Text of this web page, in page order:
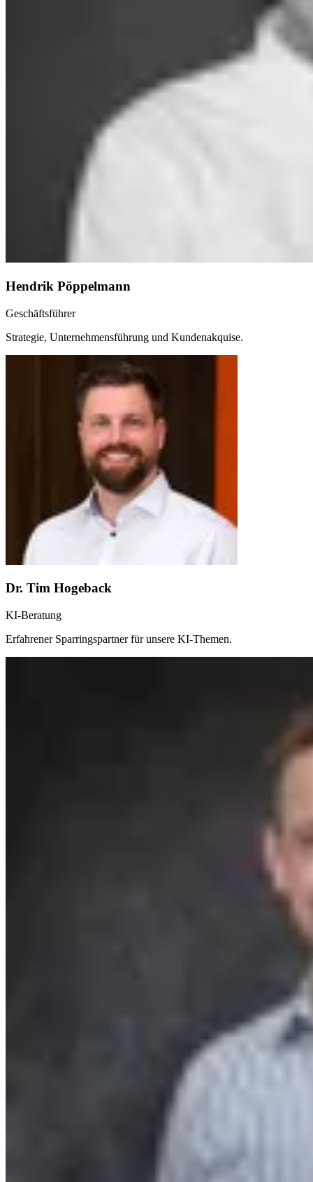
Hendrik Pöppelmann
Geschäftsführer
Strategie, Unternehmensführung und Kundenakquise.
Dr. Tim Hogeback
KI-Beratung
Erfahrener Sparringspartner für unsere KI-Themen.